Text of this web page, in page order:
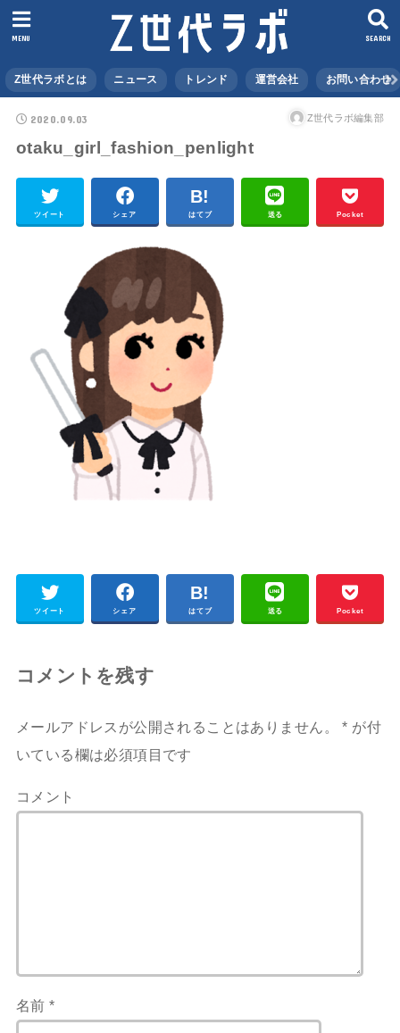
SEARCH
MENU
Z世代ラボとは ニュース トレンド 運営会社 お問い合わせ
2020.09.03 Z世代ラボ編集部
otaku_girl_fashion_penlight
ツイート シェア はてブ 送る Pocket
ツイート シェア はてブ 送る Pocket
コメントを残す
メールアドレスが公開されることはありません。 * が付
いている欄は必須項目です
コメント
名前*